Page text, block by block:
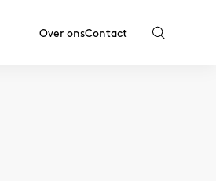
Over onsContact